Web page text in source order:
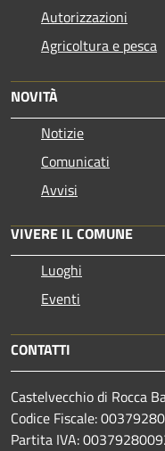
Autorizzazioni
Agricoltura e pesca
NOVITÀ
Notizie
Comunicati
Avvisi
VIVERE IL COMUNE
Luoghi
Eventi
CONTATTI
Castelvecchio di Rocca
Codice Fiscale:
Partita IVA: